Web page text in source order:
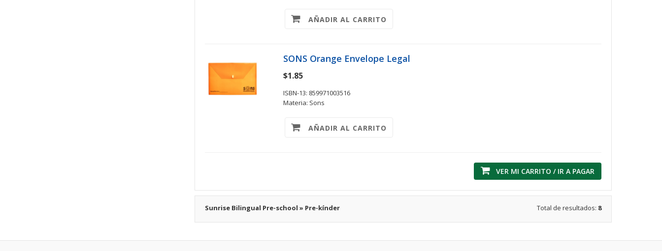
AÑADIR AL CARRITO
SONS Orange Envelope Legal
$1.85
ISBN-13: 859971003516
Materia: Sons
AÑADIR AL CARRITO
VER MI CARRITO / IR A PAGAR
Sunrise Bilingual Pre-school » Pre-kínder Total de resultados: 8